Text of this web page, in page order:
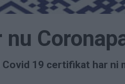
19 certifikat har ni